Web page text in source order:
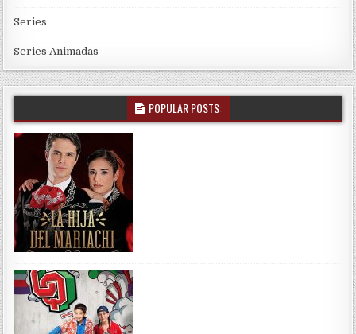
Series
Series Animadas
POPULAR POSTS: